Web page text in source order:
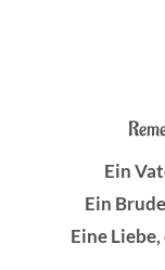
Ein
Ein
Eine